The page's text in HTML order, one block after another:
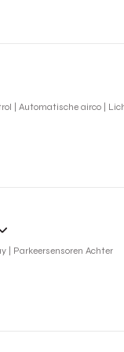
| Automatische airco |
| Parkeersensoren Achter